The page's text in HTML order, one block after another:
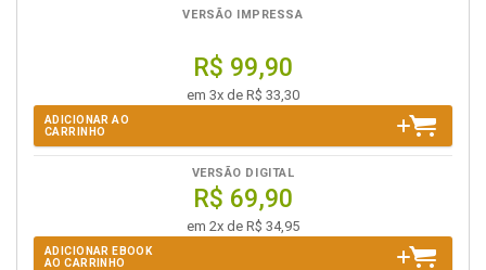
VERSÃO IMPRESSA
R$ 99,90
em 3x de R$ 33,30
ADICIONAR AO
CARRINHO
VERSÃO DIGITAL
R$ 69,90
em 2x de R$ 34,95
ADICIONAR EBOOK
AO CARRINHO